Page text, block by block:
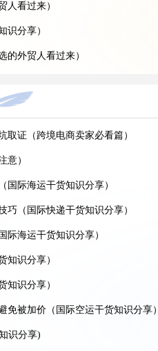
人看过来）
识分享）
的外贸人看过来）
享）
取?(国际空运干货知识分享)
?(国际空运干货知识分享)
标准(国际空运干货知识分享)
损(国际物流干货知识分享)
坏(国际空运干货知识分享)
国际空运干货知识分享)
国际空运干货知识分享)
?(亚马逊卖家必看篇)
取证（跨境电商卖家必看篇）
意）
国际海运干货知识分享）
（国际快递干货知识分享）
际海运干货知识分享）
知识分享）
知识分享）
被加价（国际空运干货知识分享）
识分享)